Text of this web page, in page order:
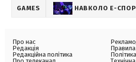
GAMES НАВКОЛО Е-
Про нас
Редакція
Редакційна політика
Правила